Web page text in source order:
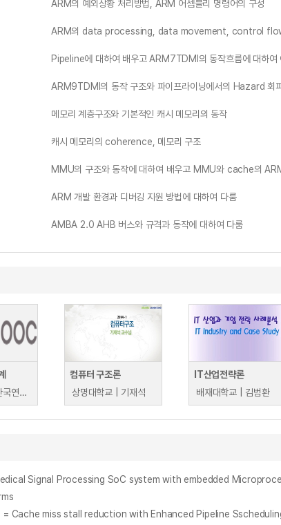
ARM의 예외상황 처리방법, ARM 어셈블리 명령어의 구성
ARM의 data processing, data movement, control
Pipeline에 대하여 배우고 ARM7TDMI의 동작흐름에 대하여
ARM9TDMI의 동작 구조와 파이프라이닝에서의 Hazard 회
메모리 계층구조와 기본적인 캐시 메모리의 동작
캐시 메모리의 coherence, 메모리 구조
MMU의 구조와 동작에 대하여 배우고 MMU와 cache의
ARM 개발 환경과 디버깅 지원 방법에 대하여 다룸
AMBA 2.0 AHB 버스와 규격과 동작에 대하여 다룸
K-MOOC | 한국연구재단 산업교육센터 이우주
컴퓨터 구조론
상명대학교 | 기재석
IT산업전략론
배재대학교 | 김범환
Signal Processing SoC system with embedded
= Cache miss stall reduction with Enhanced Pipeline